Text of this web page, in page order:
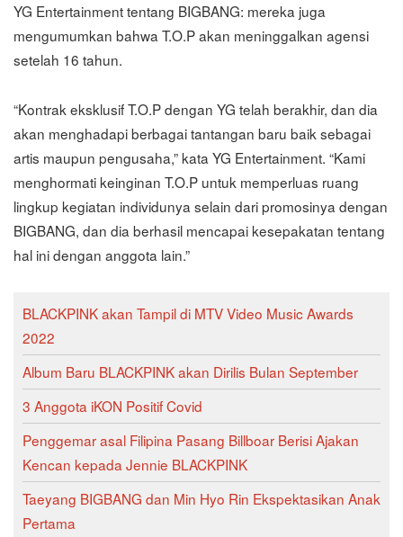
YG Entertainment tentang BIGBANG: mereka juga
mengumumkan bahwa T.O.P akan meninggalkan agensi
setelah 16 tahun.
“Kontrak eksklusif T.O.P dengan YG telah berakhir, dan dia
akan menghadapi berbagai tantangan baru baik sebagai
artis maupun pengusaha,” kata YG Entertainment. “Kami
menghormati keinginan T.O.P untuk memperluas ruang
lingkup kegiatan individunya selain dari promosinya dengan
BIGBANG, dan dia berhasil mencapai kesepakatan tentang
hal ini dengan anggota lain.”
BLACKPINK akan Tampil di MTV Video Music Awards
2022
Album Baru BLACKPINK akan Dirilis Bulan September
3 Anggota iKON Positif Covid
Penggemar asal Filipina Pasang Billboar Berisi Ajakan
Kencan kepada Jennie BLACKPINK
Taeyang BIGBANG dan Min Hyo Rin Ekspektasikan Anak
Pertama